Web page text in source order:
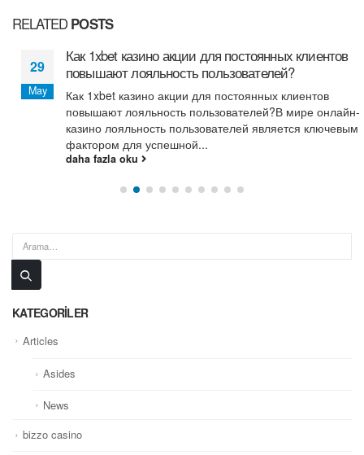
RELATEDPOSTS
29
May
Как 1xbet казино акции для постоянных клиентов
повышают лояльность пользователей?
Как 1xbet казино акции для постоянных клиентов
повышают лояльность пользователей?В мире онлайн-
казино лояльность пользователей является ключевым
фактором для успешной...
daha fazla oku
KATEGORILER
Articles
Asides
News
bizzo casino